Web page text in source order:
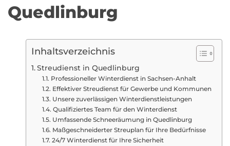
Quedlinburg
Inhaltsverzeichnis
Streudienst in Quedlinburg
Professioneller Winterdienst in Sachsen-Anhalt
Effektiver Streudienst für Gewerbe und Kommunen
Unsere zuverlässigen Winterdienstleistungen
Qualifiziertes Team für den Winterdienst
Umfassende Schneeräumung in Quedlinburg
Maßgeschneiderter Streuplan für Ihre Bedürfnisse
24/7 Winterdienst für Ihre Sicherheit